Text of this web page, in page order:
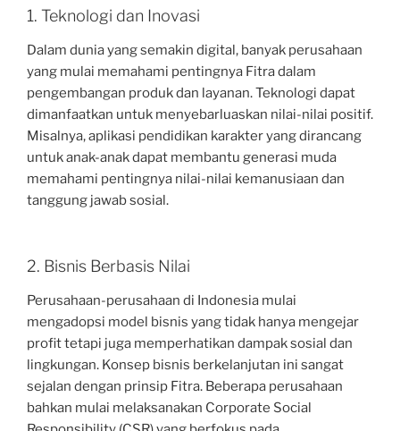
1. Teknologi dan Inovasi
Dalam dunia yang semakin digital, banyak perusahaan
yang mulai memahami pentingnya Fitra dalam
pengembangan produk dan layanan. Teknologi dapat
dimanfaatkan untuk menyebarluaskan nilai-nilai positif.
Misalnya, aplikasi pendidikan karakter yang dirancang
untuk anak-anak dapat membantu generasi muda
memahami pentingnya nilai-nilai kemanusiaan dan
tanggung jawab sosial.
2. Bisnis Berbasis Nilai
Perusahaan-perusahaan di Indonesia mulai
mengadopsi model bisnis yang tidak hanya mengejar
profit tetapi juga memperhatikan dampak sosial dan
lingkungan. Konsep bisnis berkelanjutan ini sangat
sejalan dengan prinsip Fitra. Beberapa perusahaan
bahkan mulai melaksanakan Corporate Social